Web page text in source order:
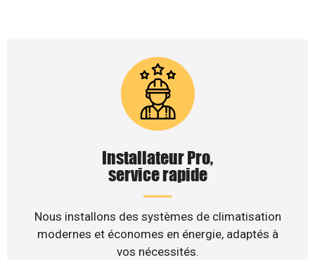
Installateur Pro,
service rapide
Nous installons des systèmes de climatisation
modernes et économes en énergie, adaptés à
vos nécessités.